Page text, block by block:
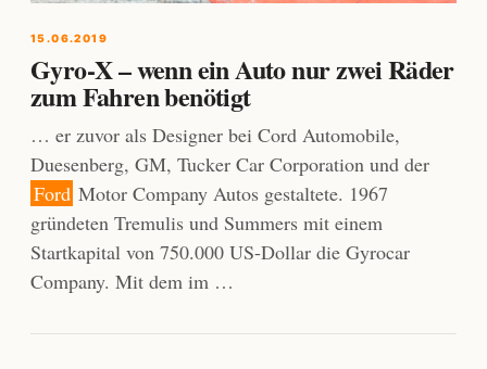
15.06.2019
Gyro-X – wenn ein Auto nur zwei Räder
zum Fahren benötigt
… er zuvor als Designer bei Cord Automobile,
Duesenberg, GM, Tucker Car Corporation und der
Ford Motor Company Autos gestaltete. 1967
gründeten Tremulis und Summers mit einem
Startkapital von 750.000 US-Dollar die Gyrocar
Company. Mit dem im …